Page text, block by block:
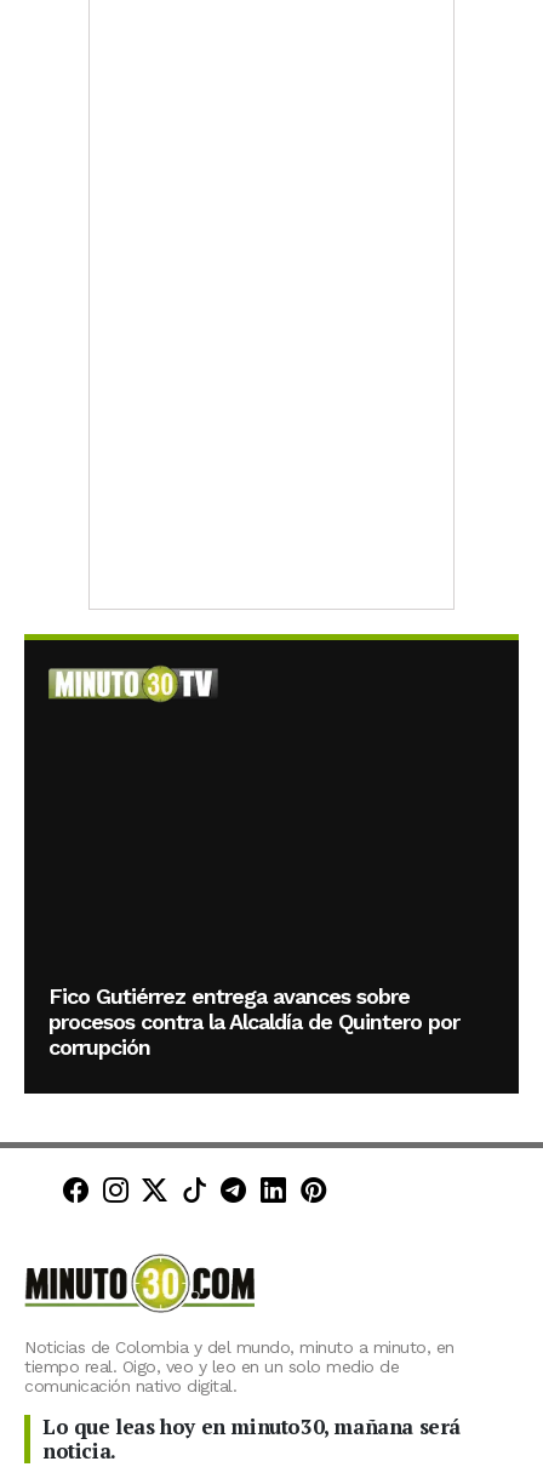
Fico Gutiérrez entrega avances sobre
procesos contra la Alcaldía de Quintero por
corrupción
Minuto30 en Facebook
Minuto30 en Instagram
Minuto30 en X (Twitter)
Minuto30 en TikTok
Canal de Minuto30 en
Minuto30 en LinkedIn
Minuto30 en
Noticias de Colombia y del mundo, minuto a minuto, en
tiempo real. Oigo, veo y leo en un solo medio de
comunicación nativo digital.
Lo que leas hoy en minuto30, mañana será
noticia.